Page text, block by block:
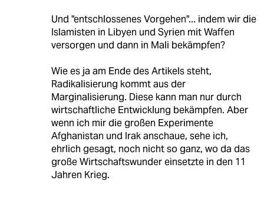
Und "entschlossenes Vorgehen"... indem wir die
Islamisten in Libyen und Syrien mit Waffen
versorgen und dann in Mali bekämpfen?
Wie es ja am Ende des Artikels steht,
Radikalisierung kommt aus der
Marginalisierung. Diese kann man nur durch
wirtschaftliche Entwicklung bekämpfen. Aber
wenn ich mir die großen Experimente
Afghanistan und Irak anschaue, sehe ich,
ehrlich gesagt, noch nicht so ganz, wo da das
große Wirtschaftswunder einsetzte in den 11
Jahren Krieg.